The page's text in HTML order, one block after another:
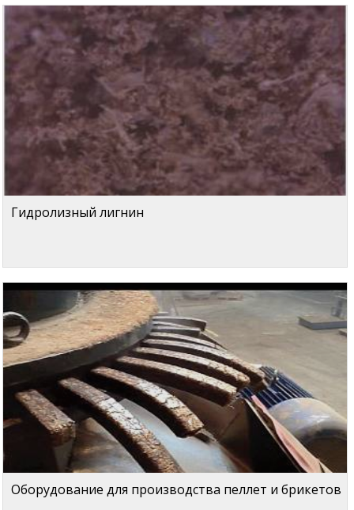
Гидролизный лигнин
Оборудование для производства пеллет и брикетов